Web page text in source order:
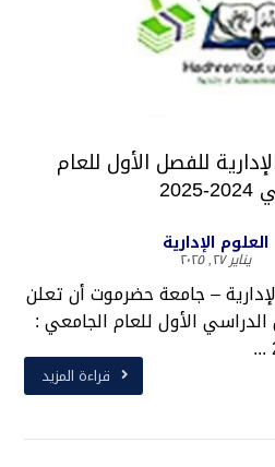
للفصل الأول للعام
العلوم الإدارية
يناير ٢٧, ٢٠٢٥
– جامعة حضرموت أن تعلن
الدراسي الأول للعام الجامعي :
قراءة المزيد